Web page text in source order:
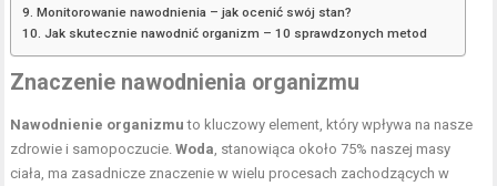
Monitorowanie nawodnienia – jak ocenić swój stan?
Jak skutecznie nawodnić organizm – 10 sprawdzonych metod
Znaczenie nawodnienia organizmu
Nawodnienie organizmu to kluczowy element, który wpływa na nasze
zdrowie i samopoczucie.Woda , stanowiąca około 75% naszej masy
ciała, ma zasadnicze znaczenie w wielu procesach zachodzących w